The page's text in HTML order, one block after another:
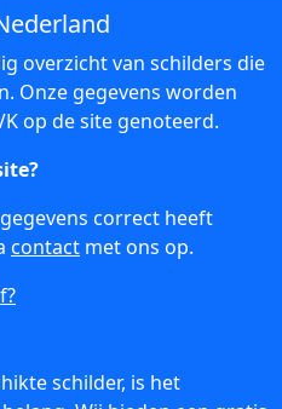
overzicht van schilders die
Onze gegevens worden
op de site genoteerd.
correct heeft
contact met ons op.
schilder, is het